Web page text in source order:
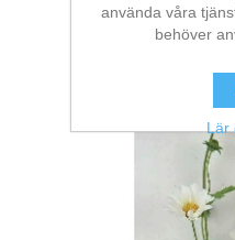
använda våra
behöver
Lär